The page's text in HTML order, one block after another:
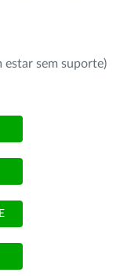
estar sem suporte)